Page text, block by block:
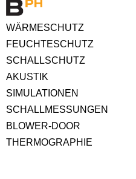
WÄRMESCHUTZ
FEUCHTESCHUTZ
SCHALLSCHUTZ
AKUSTIK
SIMULATIONEN
SCHALLMESSUNGEN
BLOWER-DOOR
THERMOGRAPHIE